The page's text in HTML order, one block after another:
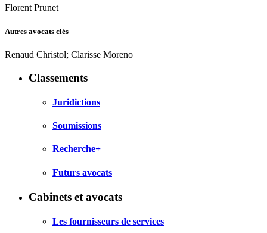
Florent Prunet
Autres avocats clés
Renaud Christol; Clarisse Moreno
Classements
Juridictions
Soumissions
Recherche+
Futurs avocats
Cabinets et avocats
Les fournisseurs de services